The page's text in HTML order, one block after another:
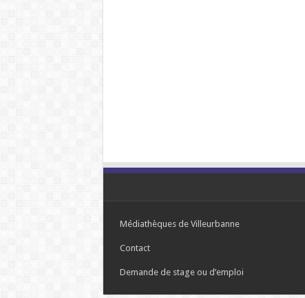
Médiathèques de Villeurbanne
Contact
Demande de stage ou d’emploi